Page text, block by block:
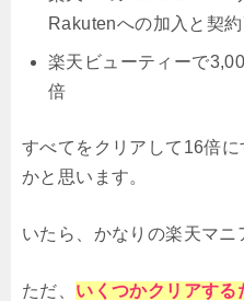
Rakutenへの加入と契
楽天ビューティーで
倍
すべてをクリアして16倍
かと思います。
いたら、かなりの楽天マニ
ただ、 いくつかクリアする